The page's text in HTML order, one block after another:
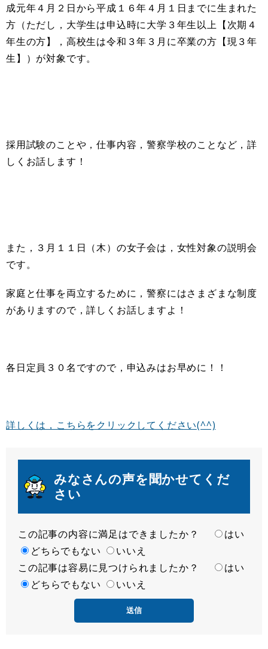
成元年４月２日から平成１６年４月１日までに生まれた
方（ただし，大学生は申込時に大学３年生以上【次期４
年生の方】，高校生は令和３年３月に卒業の方【現３年
生】）が対象です。
採用試験のことや，仕事内容，警察学校のことなど，詳
しくお話します！
また，３月１１日（木）の女子会は，女性対象の説明会
です。
家庭と仕事を両立するために，警察にはさまざまな制度
がありますので，詳しくお話しますよ！
各日定員３０名ですので，申込みはお早めに！！
詳しくは，こちらをクリックしてください(^^)
みなさんの声を聞かせてくだ
さい
満
足
度
この記事の内容に満足はできましたか？
はい
どちらでもない
いいえ
容
易
この記事は容易に見つけられましたか？
はい
どちらでもない
いいえ